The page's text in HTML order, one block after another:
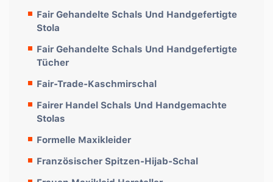
Fair Gehandelte Schals Und Handgefertigte
Stola
Fair Gehandelte Schals Und Handgefertigte
Tücher
Fair-Trade-Kaschmirschal
Fairer Handel Schals Und Handgemachte
Stolas
Formelle Maxikleider
Französischer Spitzen-Hijab-Schal